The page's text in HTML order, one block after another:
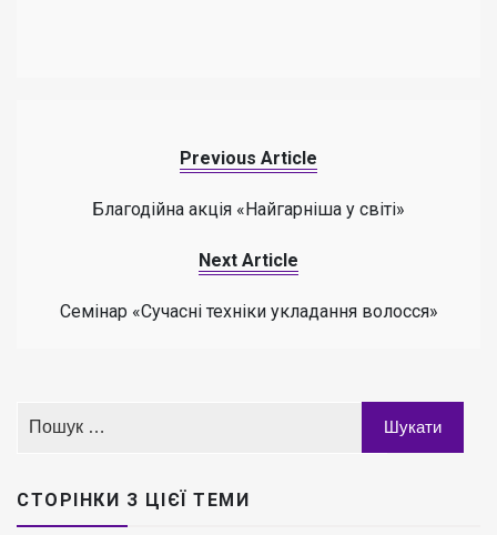
Previous Article
Благодійна акція «Найгарніша у світі»
Next Article
Семінар «Сучасні техніки укладання волосся»
СТОРІНКИ З ЦІЄЇ ТЕМИ